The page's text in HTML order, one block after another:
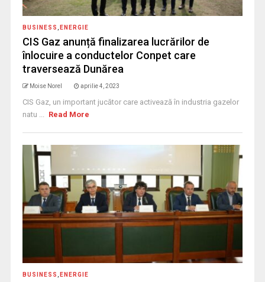
BUSINESS ENERGIE
CIS Gaz anunță finalizarea lucrărilor de
înlocuire a conductelor Conpet care
traversează Dunărea
Moise Norel aprilie 4, 2023
CIS Gaz, un important jucător care activează în industria gazelor
natu ... Read More
BUSINESS ENERGIE